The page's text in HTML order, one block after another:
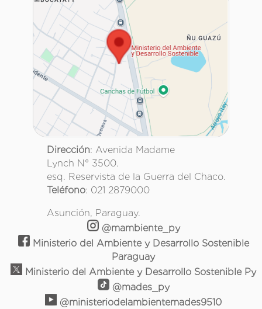
Dirección: Avenida Madame
Lynch N° 3500.
esq. Reservista de la Guerra del Chaco.
Teléfono: 021 2879000
Asunción, Paraguay.
@mambiente_py
Ministerio del Ambiente y Desarrollo Sostenible
Paraguay
Ministerio del Ambiente y Desarrollo Sostenible Py
@mades_py
@ministeriodelambientemades9510